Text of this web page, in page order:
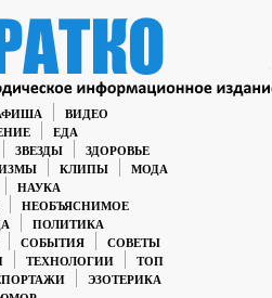
ВИДЕО
ЕДА
ЗВЕЗДЫ
ЗДОРОВЬЕ
КЛИПЫ
МОДА
НАУКА
НЕОБЪЯСНИМОЕ
ПОЛИТИКА
СОБЫТИЯ
СОВЕТЫ
ТЕХНОЛОГИИ
ТОП
ЭЗОТЕРИКА